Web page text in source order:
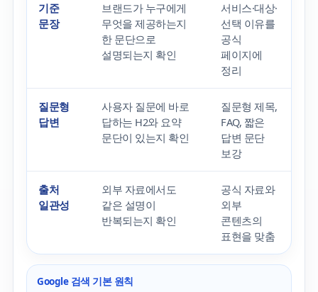
기준
문장
브랜드가 누구에게
무엇을 제공하는지
한 문단으로
설명되는지 확인
서비스·대상·
선택 이유를
공식
페이지에
정리
질문형
답변
사용자 질문에 바로
답하는 H2와 요약
문단이 있는지 확인
질문형 제목,
FAQ, 짧은
답변 문단
보강
출처
일관성
외부 자료에서도
같은 설명이
반복되는지 확인
공식 자료와
외부
콘텐츠의
표현을 맞춤
Google 검색 기본 원칙